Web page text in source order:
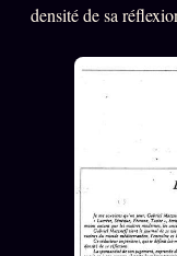
densité de sa